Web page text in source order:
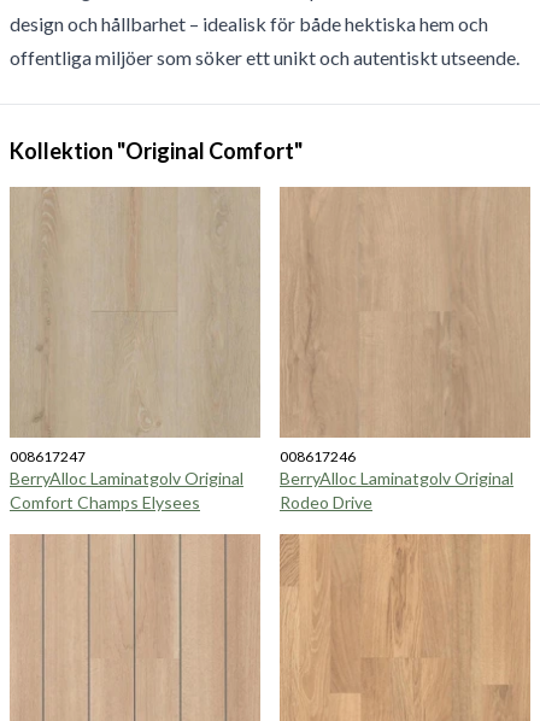
design och hållbarhet – idealisk för både hektiska hem och
offentliga miljöer som söker ett unikt och autentiskt utseende.
Kollektion "Original Comfort"
008617247
BerryAlloc Laminatgolv Original
Comfort Champs Elysees
008617246
BerryAlloc Laminatgolv Original
Rodeo Drive